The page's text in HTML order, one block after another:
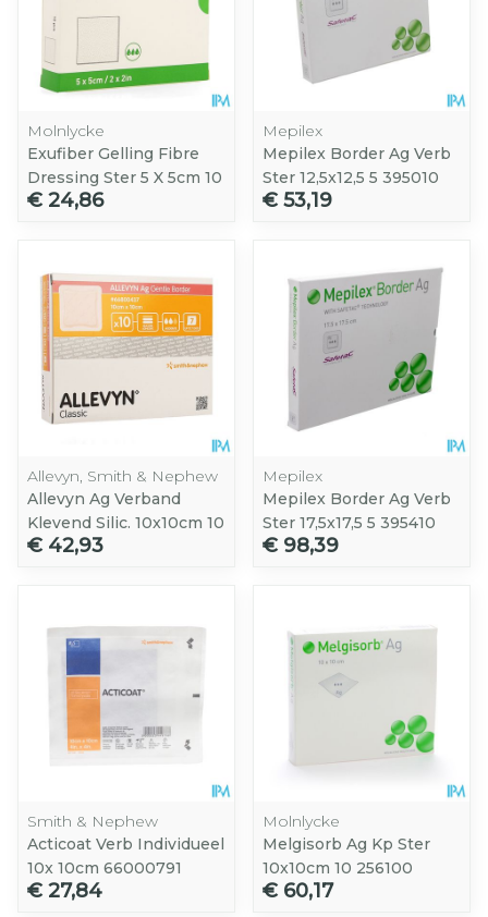
Molnlycke
Exufiber Gelling Fibre
Dressing Ster 5 X 5cm 10
€ 24,86
Mepilex
Mepilex Border Ag Verb
Ster 12,5x12,5 5 395010
€ 53,19
Allevyn, Smith & Nephew
Allevyn Ag Verband
Klevend Silic. 10x10cm 10
€ 42,93
Mepilex
Mepilex Border Ag Verb
Ster 17,5x17,5 5 395410
€ 98,39
Smith & Nephew
Acticoat Verb Individueel
10x 10cm 66000791
€ 27,84
Molnlycke
Melgisorb Ag Kp Ster
10x10cm 10 256100
€ 60,17